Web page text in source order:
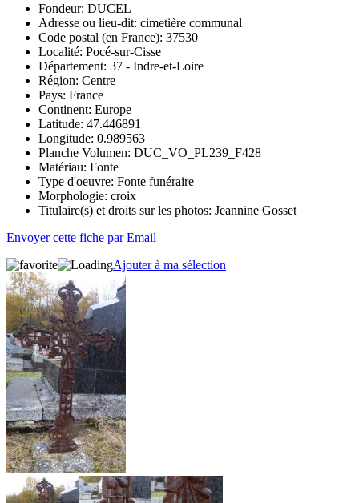
Fondeur: DUCEL
Adresse ou lieu-dit: cimetière communal
Code postal (en France): 37530
Localité: Pocé-sur-Cisse
Département: 37 - Indre-et-Loire
Région: Centre
Pays: France
Continent: Europe
Latitude: 47.446891
Longitude: 0.989563
Planche Volumen: DUC_VO_PL239_F428
Matériau: Fonte
Type d'oeuvre: Fonte funéraire
Morphologie: croix
Titulaire(s) et droits sur les photos: Jeannine Gosset
Envoyer cette fiche par Email
Ajouter à ma sélection